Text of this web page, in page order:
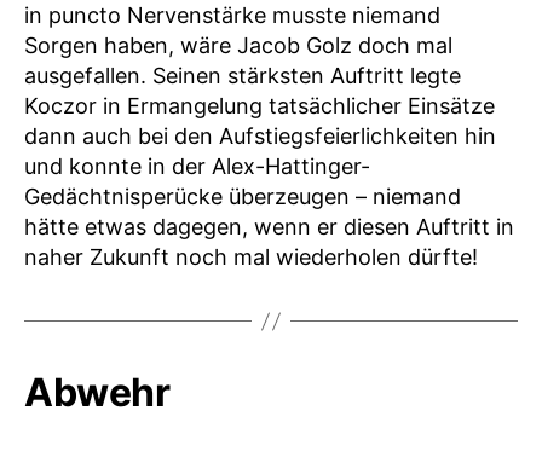
in puncto Nervenstärke musste niemand
Sorgen haben, wäre Jacob Golz doch mal
ausgefallen. Seinen stärksten Auftritt legte
Koczor in Ermangelung tatsächlicher Einsätze
dann auch bei den Aufstiegsfeierlichkeiten hin
und konnte in der Alex-Hattinger-
Gedächtnisperücke überzeugen – niemand
hätte etwas dagegen, wenn er diesen Auftritt in
naher Zukunft noch mal wiederholen dürfte!
Abwehr